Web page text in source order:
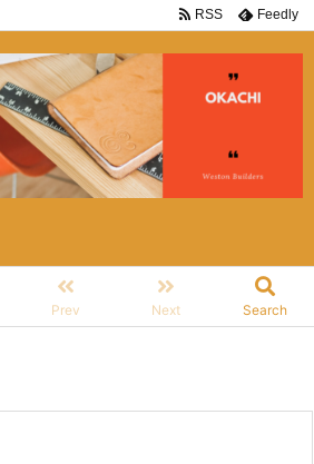
Prev Next Search
RSS Feedly